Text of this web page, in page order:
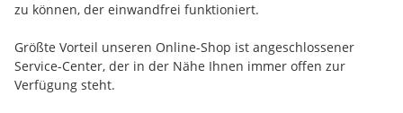
zu können, der einwandfrei funktioniert.
Größte Vorteil unseren Online-Shop ist angeschlossener
Service-Center, der in der Nähe Ihnen immer offen zur
Verfügung steht.